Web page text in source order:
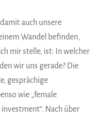
auch unsere
Wandel befinden,
mir stelle, ist: In welcher
wir uns gerade? Die
gesprächige
wie „female
Nach über